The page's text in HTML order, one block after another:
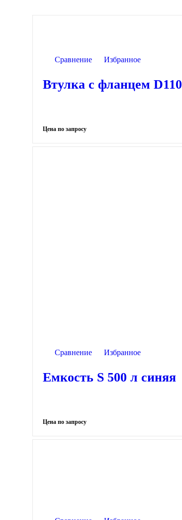
Сравнение Избранное
Втулка с фланцем D110
Сравнение Избранное
Емкость S 500 л синяя